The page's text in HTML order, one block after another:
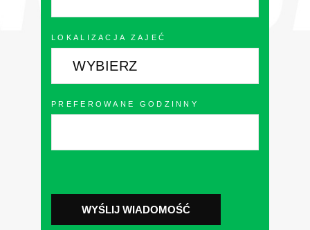
LOKALIZACJA ZAJEĆ
PREFEROWANE GODZINNY
WYŚLIJ WIADOMOŚĆ